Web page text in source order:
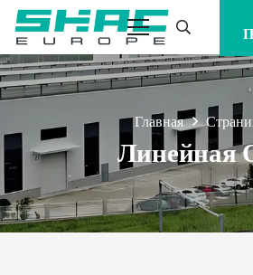
Главная
Линейная